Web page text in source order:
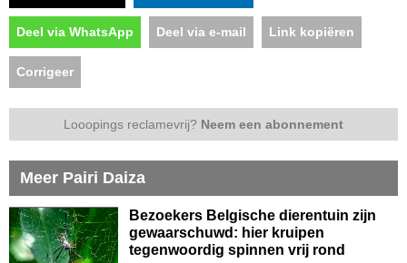
Deel via WhatsApp Deel via e-mail Link kopiëren
Corrigeer
Looopings reclamevrij? Neem een abonnement
Meer Pairi Daiza
Bezoekers Belgische dierentuin zijn
gewaarschuwd: hier kruipen
tegenwoordig spinnen vrij rond